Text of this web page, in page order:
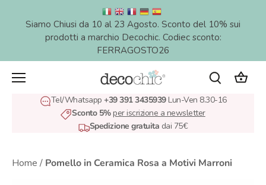
Siamo Chiusi da 10 al 23 Agosto. Sconto del 10% sui
prodotti a marchio Decochic. Codiec sconto:
FERRAGOSTO26
Tel/Whatsapp +39 391 3435939Lun-Ven 8.30-16
Sconto 5%per iscrizione a newsletter
Spedizione gratuita dai 75€
Home / Pomello in Ceramica Rosa a Motivi Marroni